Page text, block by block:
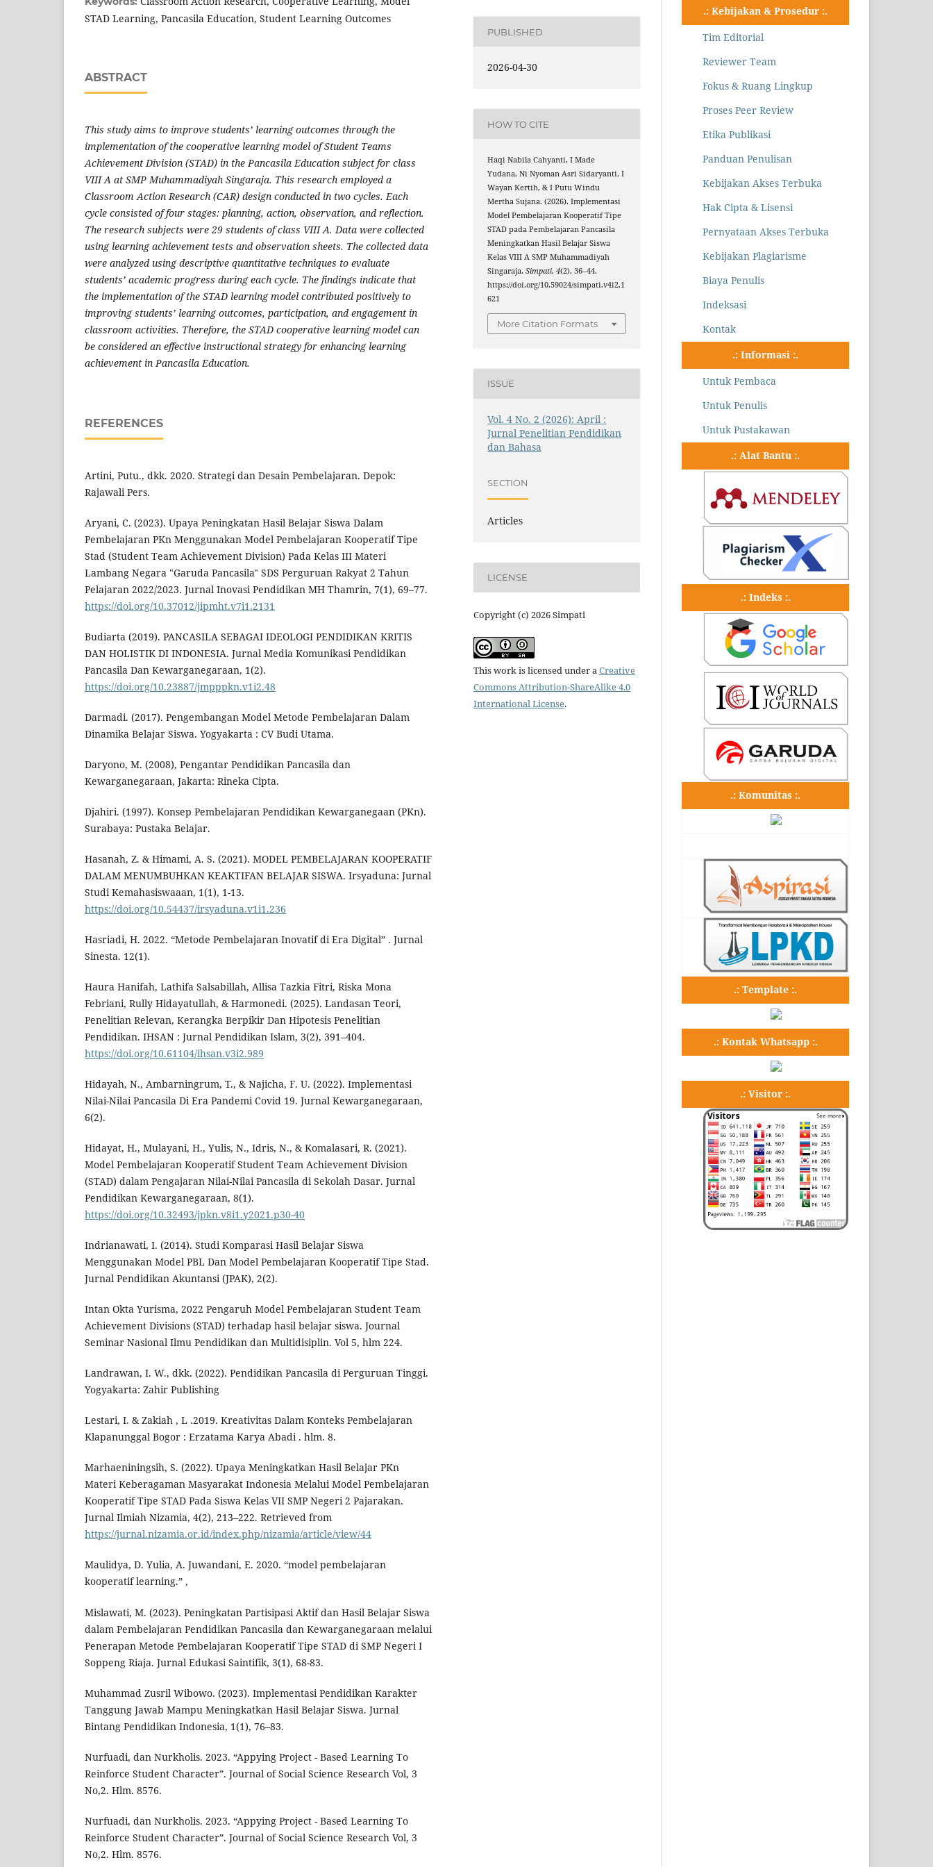
STAD Learning, Pancasila Education, Student Learning Outcomes
ABSTRACT
This study aims to improve students’ learning outcomes through the
implementation of the cooperative learning model of Student Teams
Achievement Division (STAD) in the Pancasila Education subject for class
VIII A at SMP Muhammadiyah Singaraja. This research employed a
Classroom Action Research (CAR) design conducted in two cycles. Each
cycle consisted of four stages: planning, action, observation, and reflection.
The research subjects were 29 students of class VIII A. Data were collected
using learning achievement tests and observation sheets. The collected data
were analyzed using descriptive quantitative techniques to evaluate
students’ academic progress during each cycle. The findings indicate that
the implementation of the STAD learning model contributed positively to
improving students’ learning outcomes, participation, and engagement in
classroom activities. Therefore, the STAD cooperative learning model can
be considered an effective instructional strategy for enhancing learning
achievement in Pancasila Education.
REFERENCES
Artini, Putu., dkk. 2020. Strategi dan Desain Pembelajaran. Depok:
Rajawali Pers.
Aryani, C. (2023). Upaya Peningkatan Hasil Belajar Siswa Dalam
Pembelajaran PKn Menggunakan Model Pembelajaran Kooperatif Tipe
Stad (Student Team Achievement Division) Pada Kelas III Materi
Lambang Negara "Garuda Pancasila" SDS Perguruan Rakyat 2 Tahun
Pelajaran 2022/2023. Jurnal Inovasi Pendidikan MH Thamrin, 7(1), 69–77.
https://doi.org/10.37012/jipmht.v7i1.2131
Budiarta (2019). PANCASILA SEBAGAI IDEOLOGI PENDIDIKAN KRITIS
DAN HOLISTIK DI INDONESIA. Jurnal Media Komunikasi Pendidikan
Pancasila Dan Kewarganegaraan, 1(2).
https://doi.org/10.23887/jmpppkn.v1i2.48
Darmadi. (2017). Pengembangan Model Metode Pembelajaran Dalam
Dinamika Belajar Siswa. Yogyakarta : CV Budi Utama.
Daryono, M. (2008), Pengantar Pendidikan Pancasila dan
Kewarganegaraan, Jakarta: Rineka Cipta.
Djahiri. (1997). Konsep Pembelajaran Pendidikan Kewarganegaan (PKn).
Surabaya: Pustaka Belajar.
Hasanah, Z. & Himami, A. S. (2021). MODEL PEMBELAJARAN KOOPERATIF
DALAM MENUMBUHKAN KEAKTIFAN BELAJAR SISWA. Irsyaduna: Jurnal
Studi Kemahasiswaaan, 1(1), 1-13.
https://doi.org/10.54437/irsyaduna.v1i1.236
Hasriadi, H. 2022. “Metode Pembelajaran Inovatif di Era Digital” . Jurnal
Sinesta. 12(1).
Haura Hanifah, Lathifa Salsabillah, Allisa Tazkia Fitri, Riska Mona
Febriani, Rully Hidayatullah, & Harmonedi. (2025). Landasan Teori,
Penelitian Relevan, Kerangka Berpikir Dan Hipotesis Penelitian
Pendidikan. IHSAN : Jurnal Pendidikan Islam, 3(2), 391–404.
https://doi.org/10.61104/ihsan.v3i2.989
Hidayah, N., Ambarningrum, T., & Najicha, F. U. (2022). Implementasi
Nilai-Nilai Pancasila Di Era Pandemi Covid 19. Jurnal Kewarganegaraan,
6(2).
Hidayat, H., Mulayani, H., Yulis, N., Idris, N., & Komalasari, R. (2021).
Model Pembelajaran Kooperatif Student Team Achievement Division
(STAD) dalam Pengajaran Nilai-Nilai Pancasila di Sekolah Dasar. Jurnal
Pendidikan Kewarganegaraan, 8(1).
https://doi.org/10.32493/jpkn.v8i1.y2021.p30-40
Indrianawati, I. (2014). Studi Komparasi Hasil Belajar Siswa
Menggunakan Model PBL Dan Model Pembelajaran Kooperatif Tipe Stad.
Jurnal Pendidikan Akuntansi (JPAK), 2(2).
Intan Okta Yurisma, 2022 Pengaruh Model Pembelajaran Student Team
Achievement Divisions (STAD) terhadap hasil belajar siswa. Journal
Seminar Nasional Ilmu Pendidikan dan Multidisiplin. Vol 5, hlm 224.
Landrawan, I. W., dkk. (2022). Pendidikan Pancasila di Perguruan Tinggi.
Yogyakarta: Zahir Publishing
Lestari, I. & Zakiah , L .2019. Kreativitas Dalam Konteks Pembelajaran
Klapanunggal Bogor : Erzatama Karya Abadi . hlm. 8.
Marhaeniningsih, S. (2022). Upaya Meningkatkan Hasil Belajar PKn
Materi Keberagaman Masyarakat Indonesia Melalui Model Pembelajaran
Kooperatif Tipe STAD Pada Siswa Kelas VII SMP Negeri 2 Pajarakan.
Jurnal Ilmiah Nizamia, 4(2), 213–222. Retrieved from
https://jurnal.nizamia.or.id/index.php/nizamia/article/view/44
Maulidya, D. Yulia, A. Juwandani, E. 2020. “model pembelajaran
kooperatif learning.” ,
Mislawati, M. (2023). Peningkatan Partisipasi Aktif dan Hasil Belajar Siswa
dalam Pembelajaran Pendidikan Pancasila dan Kewarganegaraan melalui
Penerapan Metode Pembelajaran Kooperatif Tipe STAD di SMP Negeri I
Soppeng Riaja. Jurnal Edukasi Saintifik, 3(1), 68-83.
Muhammad Zusril Wibowo. (2023). Implementasi Pendidikan Karakter
Tanggung Jawab Mampu Meningkatkan Hasil Belajar Siswa. Jurnal
Bintang Pendidikan Indonesia, 1(1), 76–83.
Nurfuadi, dan Nurkholis. 2023. “Appying Project - Based Learning To
Reinforce Student Character”. Journal of Social Science Research Vol, 3
No,2. Hlm. 8576.
Nurfuadi, dan Nurkholis. 2023. “Appying Project - Based Learning To
Reinforce Student Character”. Journal of Social Science Research Vol, 3
No,2. Hlm. 8576.
PUBLISHED
2026-04-30
HOW TO CITE
Haqi Nabila Cahyanti, I Made
Yudana, Ni Nyoman Asri Sidaryanti, I
Wayan Kertih, & I Putu Windu
Mertha Sujana. (2026). Implementasi
Model Pembelajaran Kooperatif Tipe
STAD pada Pembelajaran Pancasila
Meningkatkan Hasil Belajar Siswa
Kelas VIII A SMP Muhammadiyah
Singaraja.Simpati,4(2), 36–44.
https://doi.org/10.59024/simpati.v4i2.1
621
More Citation Formats
ISSUE
Vol. 4 No. 2 (2026): April :
Jurnal Penelitian Pendidikan
dan Bahasa
SECTION
Articles
LICENSE
Copyright (c) 2026 Simpati
This work is licensed under aCreative
Commons Attribution-ShareAlike 4.0
International License.
.: Kebijakan & Prosedur :.
Tim Editorial
Reviewer Team
Fokus & Ruang Lingkup
Proses Peer Review
Etika Publikasi
Panduan Penulisan
Kebijakan Akses Terbuka
Hak Cipta & Lisensi
Pernyataan Akses Terbuka
Kebijakan Plagiarisme
Biaya Penulis
Indeksasi
Kontak
.: Informasi :.
Untuk Pembaca
Untuk Penulis
Untuk Pustakawan
.: Alat Bantu :.
.: Indeks :.
.: Komunitas :.
.: Template :.
.: Kontak Whatsapp :.
.: Visitor :.